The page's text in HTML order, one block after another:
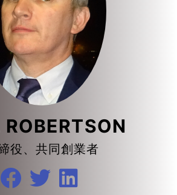
ROBERTSON
役、共同創業者